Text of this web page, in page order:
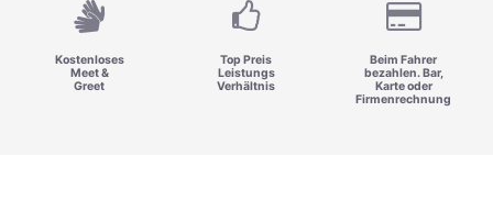
Kostenloses
Meet &
Greet
Top Preis
Leistungs
Verhältnis
Beim Fahrer
bezahlen. Bar,
Karte oder
Firmenrechnung